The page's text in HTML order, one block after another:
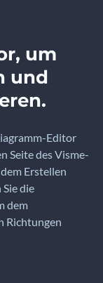
um
und
Editor
Seite des Visme-
Erstellen
die
dem
Richtungen